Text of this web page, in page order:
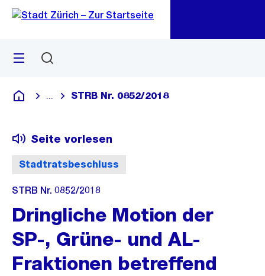
Navigation
Sprunglink
Menü
Deutsch
Blende alle Breadcrumbs ein
STRB Nr. 0852/2018
Stadtratsbeschluss
Seite vorlesen
STRB Nr. 0852/2018
Dringliche Motion der
SP-, Grüne- und AL-
Fraktionen betreffend